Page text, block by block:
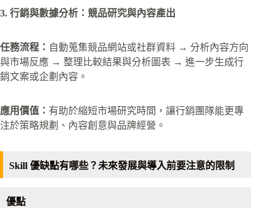
3. 行銷與數據分析：競品研究與內容產出
任務流程： 自動蒐集競品網站或社群資料 → 分析內容方向
與市場反應 → 整理比較結果與分析圖表 → 進一步生成行
銷文案或企劃內容。
應用價值： 有助於縮短市場研究時間，讓行銷團隊能更專
注於策略規劃、內容創意與品牌經營。
Skill 優缺點有哪些？未來發展與導入前要注意的限制
優點